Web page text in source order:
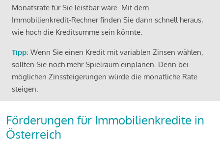
Monatsrate für Sie leistbar wäre. Mit dem
Immobilienkredit-Rechner finden Sie dann schnell heraus,
wie hoch die Kreditsumme sein könnte.
Tipp: Wenn Sie einen Kredit mit variablen Zinsen wählen,
sollten Sie noch mehr Spielraum einplanen. Denn bei
möglichen Zinssteigerungen würde die monatliche Rate
steigen.
Förderungen für Immobilienkredite in
Österreich